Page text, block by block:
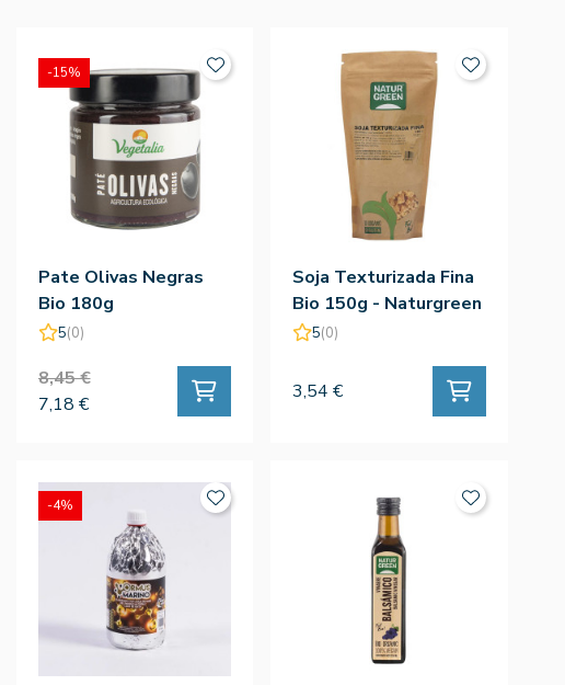
Pate Olivas Negras
Bio 180g
5(0)
8,45 €
7,18 €
-15%
Soja Texturizada Fina
Bio 150g - Naturgreen
5(0)
3,54 €
-4%